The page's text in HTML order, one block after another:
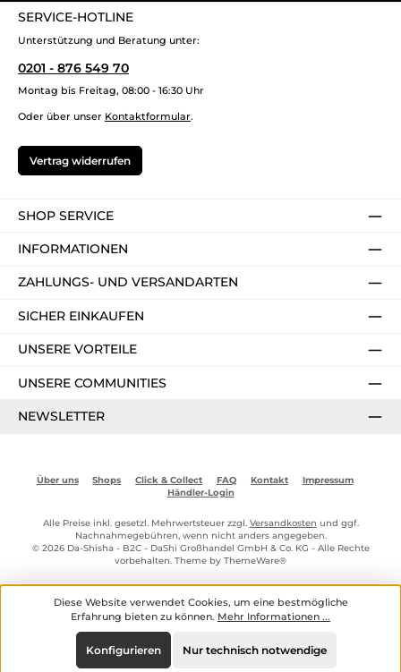
SERVICE-HOTLINE
Unterstützung und Beratung unter:
0201 - 876 549 70
Montag bis Freitag, 08:00 - 16:30 Uhr
Oder über unser Kontaktformular.
Vertrag widerrufen
SHOP SERVICE
INFORMATIONEN
ZAHLUNGS- UND VERSANDARTEN
SICHER EINKAUFEN
UNSERE VORTEILE
UNSERE COMMUNITIES
NEWSLETTER
Über uns Shops Click & Collect FAQ Kontakt
Impressum
Händler-Login
Alle Preise inkl. gesetzl. Mehrwertsteuer zzgl. Versandkosten und ggf.
Nachnahmegebühren, wenn nicht anders angegeben.
© 2026 Da-Shisha - B2C - DaShi Großhandel GmbH & Co. KG - Alle Rechte
vorbehalten. Theme by ThemeWare®
Diese Website verwendet Cookies, um eine bestmögliche
Erfahrung bieten zu können. Mehr Informationen ...
Nur technisch notwendige
Konfigurieren